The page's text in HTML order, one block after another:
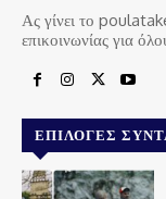
Ας γίνει το
επικοινωνίας για
ΕΠΙΛΟΓΈΣ